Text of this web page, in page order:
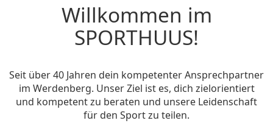
Willkommen im
SPORTHUUS!
Seit über 40 Jahren dein kompetenter Ansprechpartner
im Werdenberg. Unser Ziel ist es, dich zielorientiert
und kompetent zu beraten und unsere Leidenschaft
für den Sport zu teilen.